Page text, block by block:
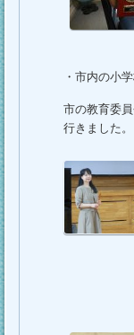
・市内の小
市の教育委
行きました。